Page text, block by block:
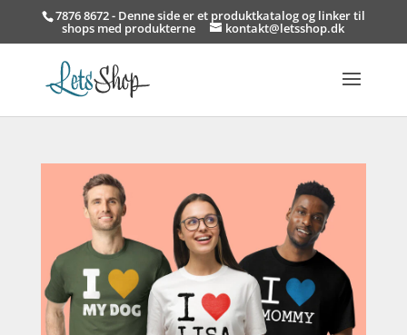
7876 8672 - Denne side er et produktkatalog og linker til
shops med produkterne kontakt@letsshop.dk